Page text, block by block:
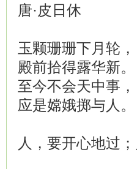
唐·皮日休
玉颗珊珊下月轮，
殿前拾得露华新。
至今不会天中事，
应是嫦娥掷与人。
人，要开心地过